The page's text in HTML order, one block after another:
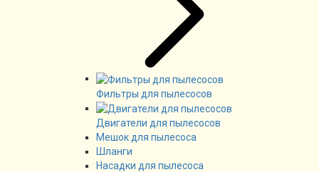
Фильтры для пылесосов
Двигатели для пылесосов
Мешок для пылесоса
Шланги
Насадки для пылесоса